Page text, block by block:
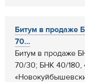
Битум в продаже
70...
Битум в продаже
70/30; БНК 40/180,